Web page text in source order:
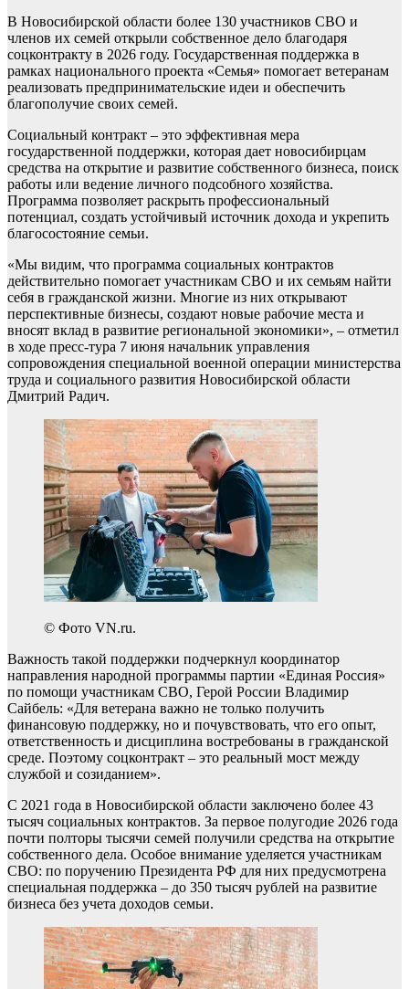
В Новосибирской области более 130 участников СВО и
членов их семей открыли собственное дело благодаря
соцконтракту в 2026 году. Государственная поддержка в
рамках национального проекта «Семья» помогает ветеранам
реализовать предпринимательские идеи и обеспечить
благополучие своих семей.
Социальный контракт – это эффективная мера
государственной поддержки, которая дает новосибирцам
средства на открытие и развитие собственного бизнеса, поиск
работы или ведение личного подсобного хозяйства.
Программа позволяет раскрыть профессиональный
потенциал, создать устойчивый источник дохода и укрепить
благосостояние семьи.
«Мы видим, что программа социальных контрактов
действительно помогает участникам СВО и их семьям найти
себя в гражданской жизни. Многие из них открывают
перспективные бизнесы, создают новые рабочие места и
вносят вклад в развитие региональной экономики», – отметил
в ходе пресс-тура 7 июня начальник управления
сопровождения специальной военной операции министерства
труда и социального развития Новосибирской области
Дмитрий Радич.
© Фото VN.ru.
Важность такой поддержки подчеркнул координатор
направления народной программы партии «Единая Россия»
по помощи участникам СВО, Герой России Владимир
Сайбель: «Для ветерана важно не только получить
финансовую поддержку, но и почувствовать, что его опыт,
ответственность и дисциплина востребованы в гражданской
среде. Поэтому соцконтракт – это реальный мост между
службой и созиданием».
С 2021 года в Новосибирской области заключено более 43
тысяч социальных контрактов. За первое полугодие 2026 года
почти полторы тысячи семей получили средства на открытие
собственного дела. Особое внимание уделяется участникам
СВО: по поручению Президента РФ для них предусмотрена
специальная поддержка – до 350 тысяч рублей на развитие
бизнеса без учета доходов семьи.